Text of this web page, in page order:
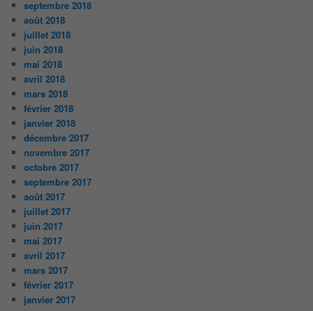
septembre 2018
août 2018
juillet 2018
juin 2018
mai 2018
avril 2018
mars 2018
février 2018
janvier 2018
décembre 2017
novembre 2017
octobre 2017
septembre 2017
août 2017
juillet 2017
juin 2017
mai 2017
avril 2017
mars 2017
février 2017
janvier 2017